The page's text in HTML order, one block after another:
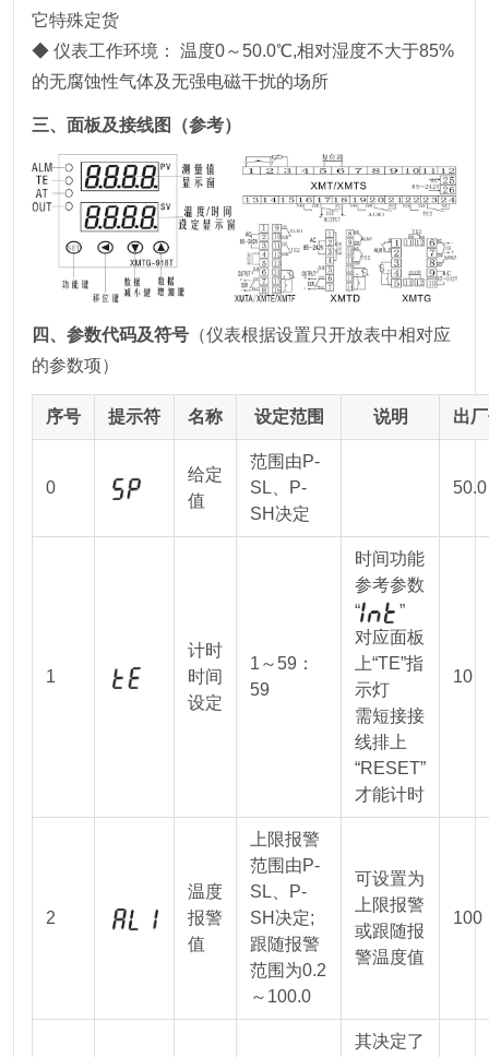
它特殊定货
◆ 仪表工作环境： 温度0～50.0℃,相对湿度不大于85%
的无腐蚀性气体及无强电磁干扰的场所
三、面板及接线图（参考）
四、参数代码及符号 （仪表根据设置只开放表中相对应
的参数项）
序号 提示符 名称 设定范围 说明 出
0
给定
值
范围由P-
SL、P-
SH决定
50.0
1
计时
时间
设定
1～59：
59
时间功能
参考参数
“
”
对应面板
上“TE”指
示灯
需短接接
线排上
“RESET”
才能计时
10
2
温度
报警
值
上限报警
范围由P-
SL、P-
SH决定;
跟随报警
范围为0.2
～100.0
可设置为
上限报警
或跟随报
警温度值
100
其决定了